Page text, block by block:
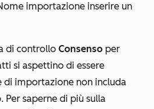
importazione inserire un
di controllo Consenso per
si aspettino di essere
di importazione non includa
Per saperne di più sulla